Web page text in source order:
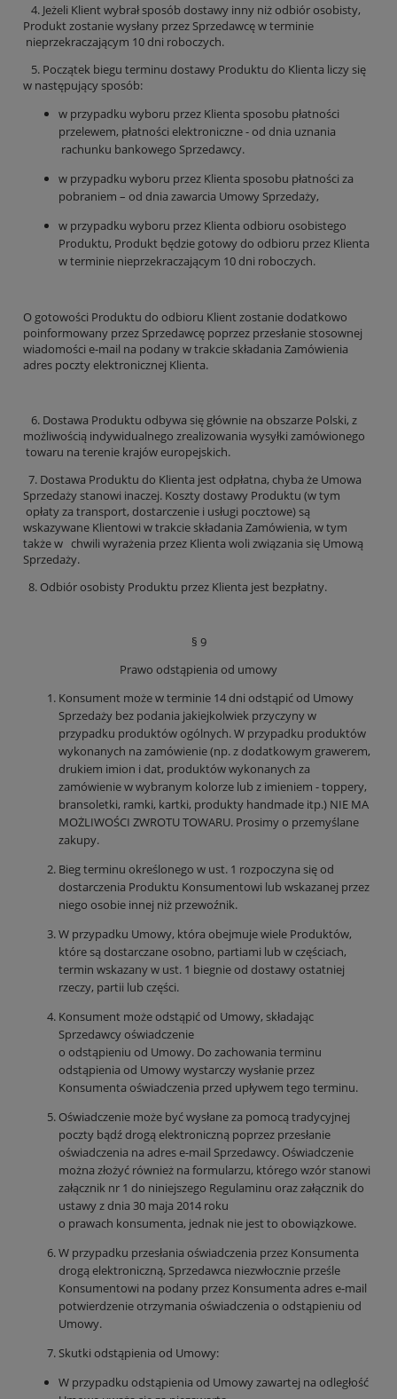
4. Jeżeli Klient wybrał sposób dostawy inny niż odbiór osobisty,
Produkt zostanie wysłany przez Sprzedawcę w terminie
nieprzekraczającym 10 dni roboczych.
5. Początek biegu terminu dostawy Produktu do Klienta liczy się
w następujący sposób:
w przypadku wyboru przez Klienta sposobu płatności
przelewem, płatności elektroniczne - od dnia uznania
rachunku bankowego Sprzedawcy.
w przypadku wyboru przez Klienta sposobu płatności za
pobraniem – od dnia zawarcia Umowy Sprzedaży,
w przypadku wyboru przez Klienta odbioru osobistego
Produktu, Produkt będzie gotowy do odbioru przez Klienta
w terminie nieprzekraczającym 10 dni roboczych.
O gotowości Produktu do odbioru Klient zostanie dodatkowo
poinformowany przez Sprzedawcę poprzez przesłanie stosownej
wiadomości e-mail na podany w trakcie składania Zamówienia
adres poczty elektronicznej Klienta.
6. Dostawa Produktu odbywa się głównie na obszarze Polski, z
możliwością indywidualnego zrealizowania wysyłki zamówionego
towaru na terenie krajów europejskich.
7. Dostawa Produktu do Klienta jest odpłatna, chyba że Umowa
Sprzedaży stanowi inaczej. Koszty dostawy Produktu (w tym
opłaty za transport, dostarczenie i usługi pocztowe) są
wskazywane Klientowi w trakcie składania Zamówienia, w tym
także w chwili wyrażenia przez Klienta woli związania się Umową
Sprzedaży.
8. Odbiór osobisty Produktu przez Klienta jest bezpłatny.
§ 9
Prawo odstąpienia od umowy
Konsument może w terminie 14 dni odstąpić od Umowy
Sprzedaży bez podania jakiejkolwiek przyczyny w
przypadku produktów ogólnych. W przypadku produktów
wykonanych na zamówienie (np. z dodatkowym grawerem,
drukiem imion i dat, produktów wykonanych za
zamówienie w wybranym kolorze lub z imieniem - toppery,
bransoletki, ramki, kartki, produkty handmade itp.) NIE MA
MOŻLIWOŚCI ZWROTU TOWARU. Prosimy o przemyślane
zakupy.
Bieg terminu określonego w ust. 1 rozpoczyna się od
dostarczenia Produktu Konsumentowi lub wskazanej przez
niego osobie innej niż przewoźnik.
W przypadku Umowy, która obejmuje wiele Produktów,
które są dostarczane osobno, partiami lub w częściach,
termin wskazany w ust. 1 biegnie od dostawy ostatniej
rzeczy, partii lub części.
Konsument może odstąpić od Umowy, składając
Sprzedawcy oświadczenie
o odstąpieniu od Umowy. Do zachowania terminu
odstąpienia od Umowy wystarczy wysłanie przez
Konsumenta oświadczenia przed upływem tego terminu.
Oświadczenie może być wysłane za pomocą tradycyjnej
poczty bądź drogą elektroniczną poprzez przesłanie
oświadczenia na adres e-mail Sprzedawcy. Oświadczenie
można złożyć również na formularzu, którego wzór stanowi
załącznik nr 1 do niniejszego Regulaminu oraz załącznik do
ustawy z dnia 30 maja 2014 roku
o prawach konsumenta, jednak nie jest to obowiązkowe.
W przypadku przesłania oświadczenia przez Konsumenta
drogą elektroniczną, Sprzedawca niezwłocznie prześle
Konsumentowi na podany przez Konsumenta adres e-mail
potwierdzenie otrzymania oświadczenia o odstąpieniu od
Umowy.
Skutki odstąpienia od Umowy:
W przypadku odstąpienia od Umowy zawartej na odległość